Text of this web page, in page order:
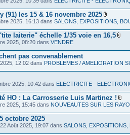
(91) les 15 & 16 novembre 2025
2025, 16:13 dans SALONS, EXPOSITIONS,
laiterie" échelle 1/35 voie en 16,5
2025, 08:20 dans VENDRE
pas convenablement
12:02 dans PROBLEMES / AMELIORATION
2025, 10:42 dans ELECTRICITE -
HO : La Carrosserie Luis Martinez !
2025, 15:45 dans NOUVEAUTES SUR LES
octobre 2025
Août 2025, 19:07 dans SALONS, EXPOSITIONS,